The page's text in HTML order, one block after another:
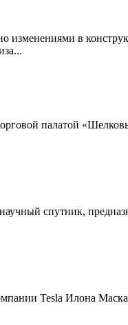
в
палатой
спутник,
Tesla Илона